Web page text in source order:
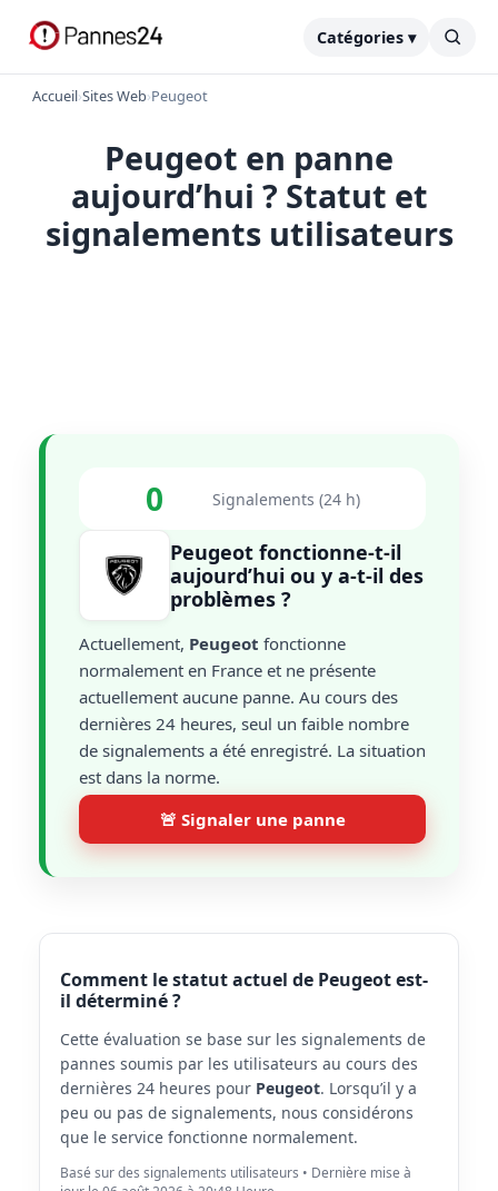
Catégories ▾
Accueil›Sites Web›Peugeot
Peugeot en panne
aujourd’hui ? Statut et
signalements utilisateurs
0 Signalements (24 h)
Peugeot fonctionne-t-il
aujourd’hui ou y a-t-il des
problèmes ?
Actuellement, Peugeot fonctionne
normalement en France et ne présente
actuellement aucune panne. Au cours des
dernières 24 heures, seul un faible nombre
de signalements a été enregistré. La situation
est dans la norme.
🚨 Signaler une panne
Comment le statut actuel de Peugeot est-
il déterminé ?
Cette évaluation se base sur les signalements de
pannes soumis par les utilisateurs au cours des
dernières 24 heures pour Peugeot. Lorsqu’il y a
peu ou pas de signalements, nous considérons
que le service fonctionne normalement.
Basé sur des signalements utilisateurs • Dernière mise à